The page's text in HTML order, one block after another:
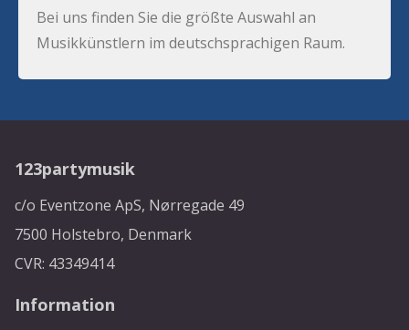
Bei uns finden Sie die größte Auswahl an
Musikkünstlern im deutschsprachigen Raum.
123partymusik
c/o Eventzone ApS, Nørregade 49
7500 Holstebro, Denmark
CVR: 43349414
Information